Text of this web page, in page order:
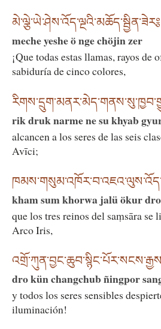
མེ་ལྕེ་ཡེ་ཤེས་འོད་ལྔའི་མཆོད་སྦྱིན་ཟེར༔
meche yeshe ö nge chöjin zer
¡Que todas estas llamas, rayos de
sabiduría de cinco colores,
rik druk narme ne su khyab
alcancen a los seres de las seis
Avīci;
kham sum khorwa jalü ökur
que los tres reinos del saṃsāra se
Arco Iris,
dro kün changchub ñingpor
y todos los seres sensibles
iluminación!